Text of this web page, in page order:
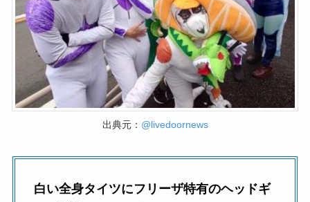
出典元： @livedoornews
白い全身タイツにフリーザ特有のヘッドギ